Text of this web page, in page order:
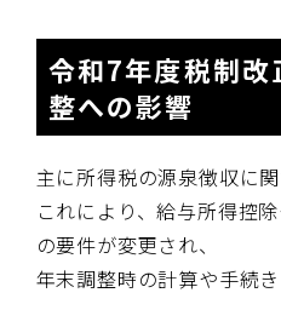
令和7年度税制改
整への影響
主に所得税の源泉徴収に
これにより、給与所得控
の要件が変更され、
年末調整時の計算や手続